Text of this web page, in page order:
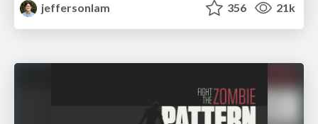
jeffersonlam
356 21k